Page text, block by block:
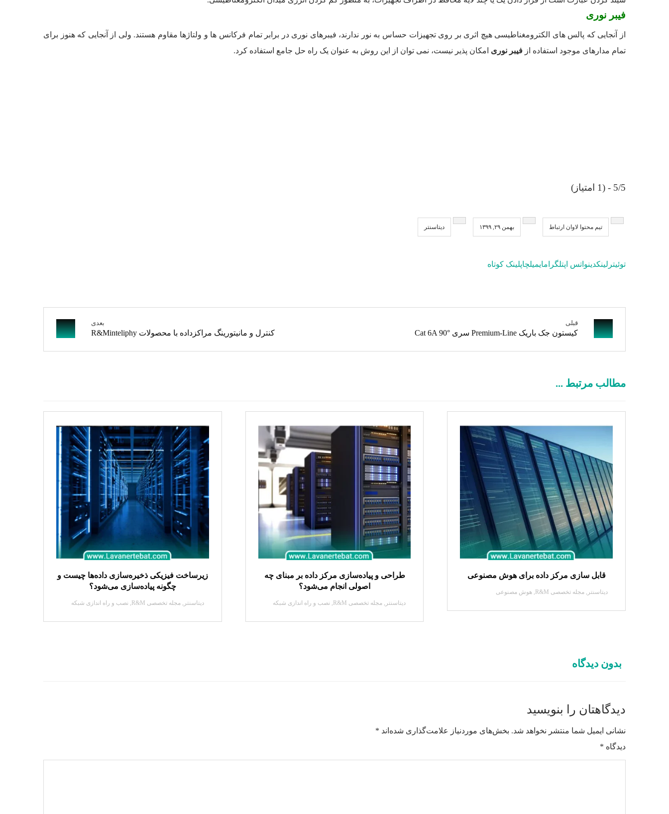
فیبر نوری
از آنجایی که پالس­ های الکترومغناطیسی هیچ اثری بر روی تجهیزات حساس به نور ندارند، فیبرهای نوری در برابر تمام فرکانس­ ها و ولتاژها مقاوم هستند. ولی از آنجایی که هنوز برای
تمام مدارهای موجود استفاده از فیبر نوری امکان پذیر نیست، نمی توان از این روش به عنوان یک راه حل جامع استفاده کرد.
5/5 - (1 امتیاز)
تیم محتوا لاوان ارتباط بهمن ۲۹, ۱۳۹۹ دیتاسنتر
توئیتر لینکدینواتس اپتلگرامایمیلچاپلینک کوتاه
قبلی
کیستون جک باریک Premium-Line سری Cat 6A 90°
بعدی
کنترل و مانیتورینگ مراکزداده با محصولات R&Minteliphy
مطالب مرتبط ...
قابل سازی مرکز داده برای هوش مصنوعی
دیتاسنتر مجله تخصصی R&M هوش مصنوعی
طراحی و پیاده‌سازی مرکز داده بر مبنای چه
اصولی انجام می‌شود؟
دیتاسنتر مجله تخصصی R&M نصب و راه اندازی شبکه
زیرساخت فیزیکی ذخیره‌سازی داده‌ها چیست و
چگونه پیاده‌سازی می‌شود؟
دیتاسنتر ,مجله تخصصی R&M نصب و راه اندازی شبکه
بدون دیدگاه
دیدگاهتان را بنویسید
نشانی ایمیل شما منتشر نخواهد شد. بخش‌های موردنیاز علامت‌گذاری شده‌اند *
دیدگاه *